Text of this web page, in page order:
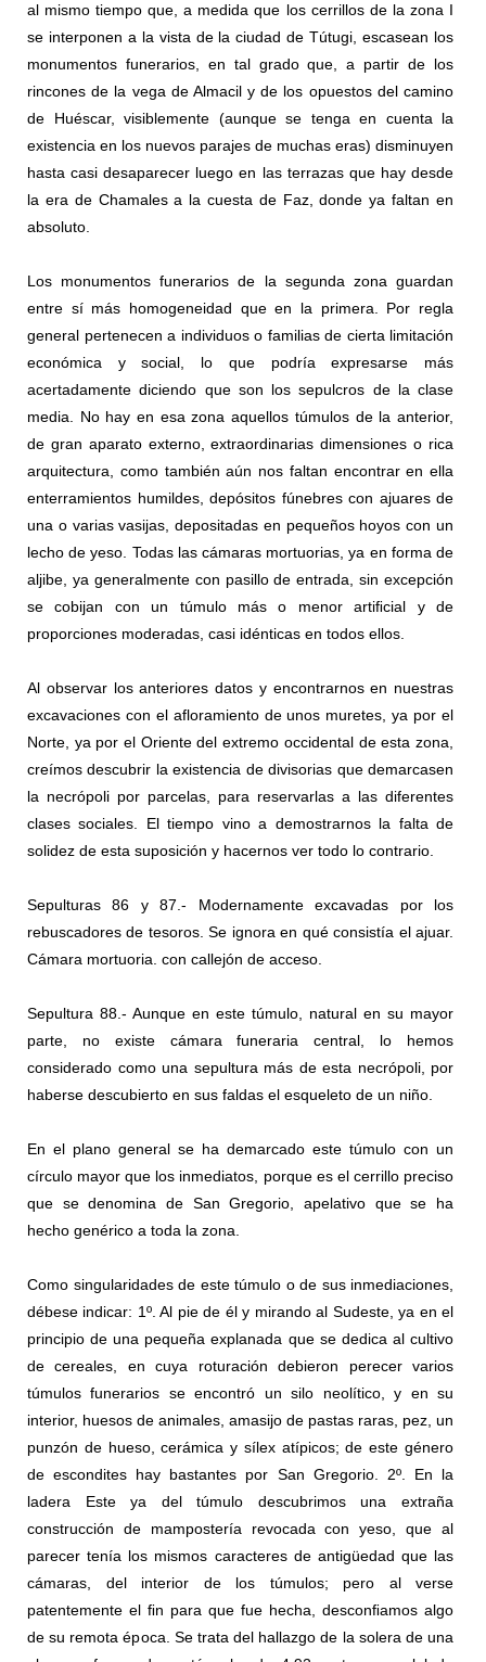
al mismo tiempo que, a medida que los cerrillos de la zona I
se interponen a la vista de la ciudad de Tútugi, escasean los
monumentos funerarios, en tal grado que, a partir de los
rincones de la vega de Almacil y de los opuestos del camino
de Huéscar, visiblemente (aunque se tenga en cuenta la
existencia en los nuevos parajes de muchas eras) disminuyen
hasta casi desaparecer luego en las terrazas que hay desde
la era de Chamales a la cuesta de Faz, donde ya faltan en
absoluto.
Los monumentos funerarios de la segunda zona guardan
entre sí más homogeneidad que en la primera. Por regla
general pertenecen a individuos o familias de cierta limitación
económica y social, lo que podría expresarse más
acertadamente diciendo que son los sepulcros de la clase
media. No hay en esa zona aquellos túmulos de la anterior,
de gran aparato externo, extraordinarias dimensiones o rica
arquitectura, como también aún nos faltan encontrar en ella
enterramientos humildes, depósitos fúnebres con ajuares de
una o varias vasijas, depositadas en pequeños hoyos con un
lecho de yeso. Todas las cámaras mortuorias, ya en forma de
aljibe, ya generalmente con pasillo de entrada, sin excepción
se cobijan con un túmulo más o menor artiﬁcial y de
proporciones moderadas, casi idénticas en todos ellos.
Al observar los anteriores datos y encontrarnos en nuestras
excavaciones con el afloramiento de unos muretes, ya por el
Norte, ya por el Oriente del extremo occidental de esta zona,
creímos descubrir la existencia de divisorias que demarcasen
la necrópoli por parcelas, para reservarlas a las diferentes
clases sociales. El tiempo vino a demostrarnos la falta de
solidez de esta suposición y hacernos ver todo lo contrario.
Sepulturas 86 y 87.- Modernamente excavadas por los
rebuscadores de tesoros. Se ignora en qué consistía el ajuar.
Cámara mortuoria. con callejón de acceso.
Sepultura 88.- Aunque en este túmulo, natural en su mayor
parte, no existe cámara funeraria central, lo hemos
considerado como una sepultura más de esta necrópoli, por
haberse descubierto en sus faldas el esqueleto de un niño.
En el plano general se ha demarcado este túmulo con un
círculo mayor que los inmediatos, porque es el cerrillo preciso
que se denomina de San Gregorio, apelativo que se ha
hecho genérico a toda la zona.
Como singularidades de este túmulo o de sus inmediaciones,
débese indicar: 1º. Al pie de él y mirando al Sudeste, ya en el
principio de una pequeña explanada que se dedica al cultivo
de cereales, en cuya roturación debieron perecer varios
túmulos funerarios se encontró un silo neolítico, y en su
interior, huesos de animales, amasijo de pastas raras, pez, un
punzón de hueso, cerámica y sílex atípicos; de este género
de escondites hay bastantes por San Gregorio. 2º. En la
ladera Este ya del túmulo descubrimos una extraña
construcción de mampostería revocada con yeso, que al
parecer tenía los mismos caracteres de antigüedad que las
cámaras, del interior de los túmulos; pero al verse
patentemente el ﬁn para que fue hecha, desconﬁamos algo
de su remota época. Se trata del hallazgo de la solera de una